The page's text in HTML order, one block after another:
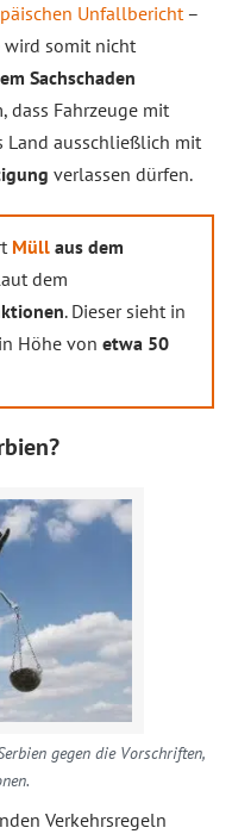
Unfallbericht–
wird somit nicht
Sachschaden
dass Fahrzeuge mit
Land ausschließlich mit
verlassen dürfen.
Müll aus dem
dem
. Dieser sieht in
in Höhe von etwa 50
gegen die Vorschriften,
Verkehrsregeln